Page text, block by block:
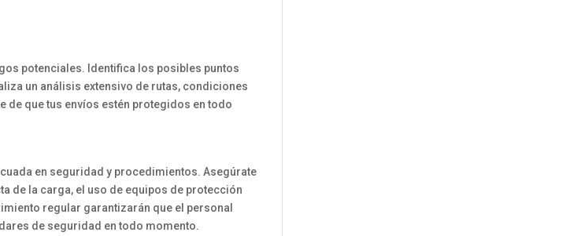
potenciales. Identifica los posibles puntos
un análisis extensivo de rutas, condiciones
que tus envíos estén protegidos en todo
en seguridad y procedimientos. Asegúrate
de la carga, el uso de equipos de protección
regular garantizarán que el personal
de seguridad en todo momento.